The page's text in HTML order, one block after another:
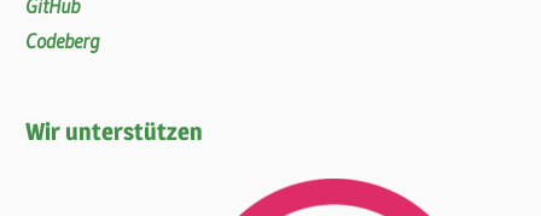
GitHub
Codeberg
Wir unterstützen